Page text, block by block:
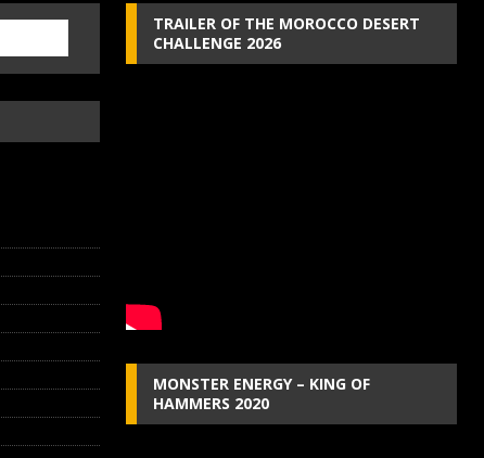
TRAILER OF THE MOROCCO DESERT
CHALLENGE 2026
MONSTER ENERGY – KING OF
HAMMERS 2020